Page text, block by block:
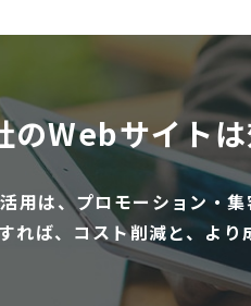
のWebサイトは
用は、プロモーション・
れば、コスト削減と、よ